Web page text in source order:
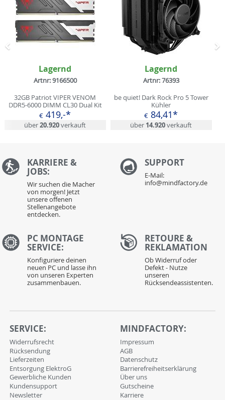
Lagernd
Artnr: 9166500
32GB Patriot VIPER VENOM
DDR5-6000 DIMM CL30 Dual Kit
€ 419,-*
über20.920verkauft
Lagernd
Artnr: 76393
be quiet! Dark Rock Pro 5 Tower
Kühler
€ 84,41*
über 14.920verkauft
Zurück
KARRIERE &
JOBS:
Wir suchen die Macher
von morgen! Jetzt
unsere offenen
Stellenangebote
entdecken.
SUPPORT
E-Mail:
info@mindfactory.de
PC MONTAGE
SERVICE:
Konfiguriere deinen
neuen PC und lasse ihn
von unseren Experten
zusammenbauen.
RETOURE &
REKLAMATION
Ob Widerruf oder
Defekt - Nutze
unseren
Rücksendeassistenten.
SERVICE:
Widerrufsrecht
Rücksendung
Lieferzeiten
Entsorgung ElektroG
Gewerbliche Kunden
Kundensupport
Newsletter
MINDFACTORY:
Impressum
AGB
Datenschutz
Barrierefreiheitserklärung
Über uns
Gutscheine
Karriere